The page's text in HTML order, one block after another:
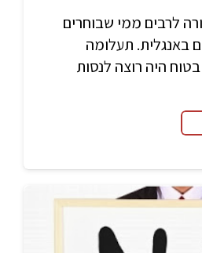
לרבים ממי שבוחרים
באנגלית. תעלומה
היה רוצה לנסות